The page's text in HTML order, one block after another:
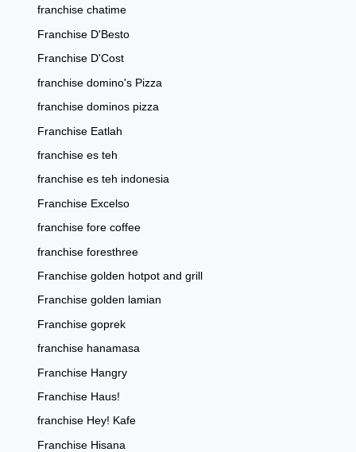
franchise chatime
Franchise D'Besto
Franchise D'Cost
franchise domino's Pizza
franchise dominos pizza
Franchise Eatlah
franchise es teh
franchise es teh indonesia
Franchise Excelso
franchise fore coffee
franchise foresthree
Franchise golden hotpot and grill
Franchise golden lamian
Franchise goprek
franchise hanamasa
Franchise Hangry
Franchise Haus!
franchise Hey! Kafe
Franchise Hisana